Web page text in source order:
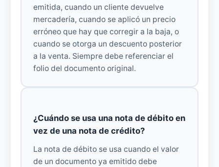
emitida, cuando un cliente devuelve
mercadería, cuando se aplicó un precio
erróneo que hay que corregir a la baja, o
cuando se otorga un descuento posterior
a la venta. Siempre debe referenciar el
folio del documento original.
¿Cuándo se usa una nota de débito en
vez de una nota de crédito?
La nota de débito se usa cuando el valor
de un documento ya emitido debe